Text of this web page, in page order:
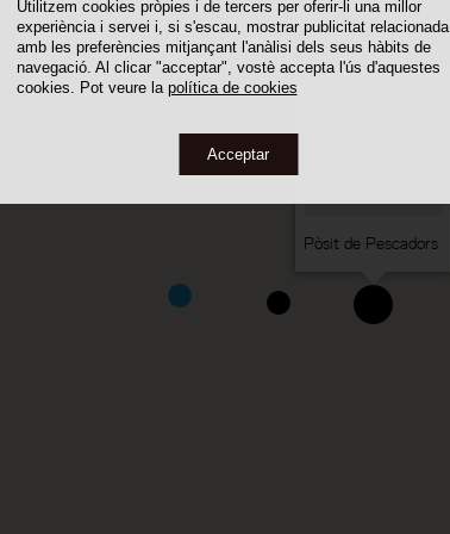
Utilitzem cookies pròpies i de tercers per oferir-li una millor
experiència i servei i, si s'escau, mostrar publicitat relacionada
amb les preferències mitjançant l'anàlisi dels seus hàbits de
navegació. Al clicar "acceptar", vostè accepta l'ús d'aquestes
cookies. Pot veure la política de cookies
Acceptar
Pòsit de Pescadors